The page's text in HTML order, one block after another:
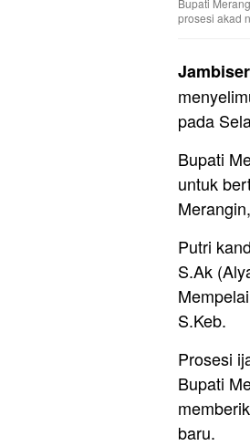
Bupati
prosesi akad
pada
Bupati
untuk
Putri
S.Ak
S.Keb.
Prosesi
Bupati
baru.